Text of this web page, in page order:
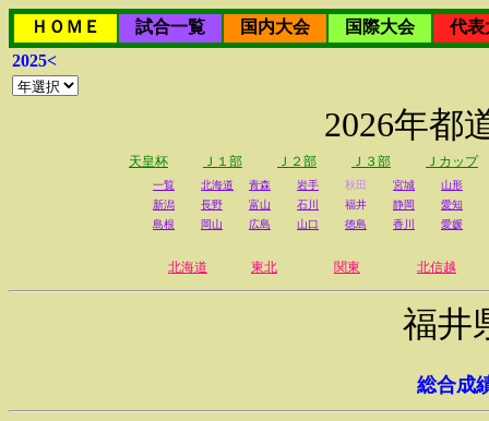
ＨＯＭＥ 試合一覧 国内大会 国際大会
代表
2025<
2026年都
天皇杯 Ｊ１部 Ｊ２部 Ｊ３部 Ｊカップ
一覧 北海道 青森 岩手 秋田 宮城
山形
新潟
長野 富山 石川 福井 静岡
愛知
島根
岡山 広島 山口 徳島 香川 愛媛
北海道 東北 関東 北信越
福井
総合成